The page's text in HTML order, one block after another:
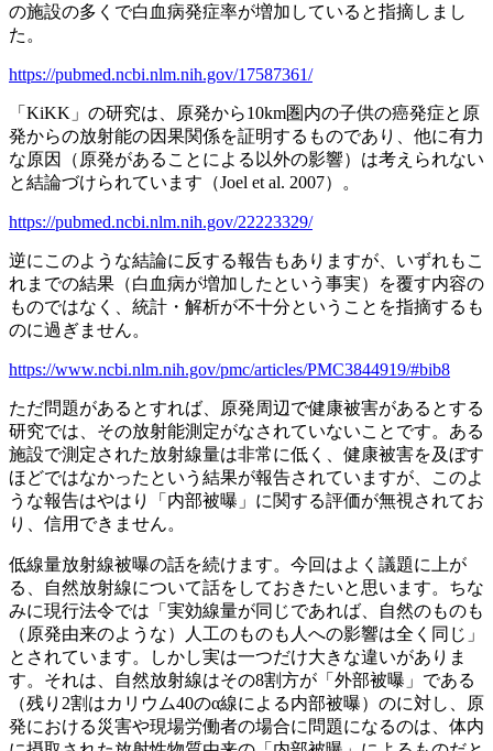
の施設の多くで白血病発症率が増加していると指摘しまし
た。
https://pubmed.ncbi.nlm.nih.gov/17587361/
「KiKK」の研究は、原発から10km圏内の子供の癌発症と原
発からの放射能の因果関係を証明するものであり、他に有力
な原因（原発があることによる以外の影響）は考えられない
と結論づけられています（Joel et al. 2007）。
https://pubmed.ncbi.nlm.nih.gov/22223329/
逆にこのような結論に反する報告もありますが、いずれもこ
れまでの結果（白血病が増加したという事実）を覆す内容の
ものではなく、統計・解析が不十分ということを指摘するも
のに過ぎません。
https://www.ncbi.nlm.nih.gov/pmc/articles/PMC3844919/#bib8
ただ問題があるとすれば、原発周辺で健康被害があるとする
研究では、その放射能測定がなされていないことです。ある
施設で測定された放射線量は非常に低く、健康被害を及ぼす
ほどではなかったという結果が報告されていますが、このよ
うな報告はやはり「内部被曝」に関する評価が無視されてお
り、信用できません。
低線量放射線被曝の話を続けます。今回はよく議題に上が
る、自然放射線について話をしておきたいと思います。ちな
みに現行法令では「実効線量が同じであれば、自然のものも
（原発由来のような）人工のものも人への影響は全く同じ」
とされています。しかし実は一つだけ大きな違いがありま
す。それは、自然放射線はその8割方が「外部被曝」である
（残り2割はカリウム40のα線による内部被曝）のに対し、原
発における災害や現場労働者の場合に問題になるのは、体内